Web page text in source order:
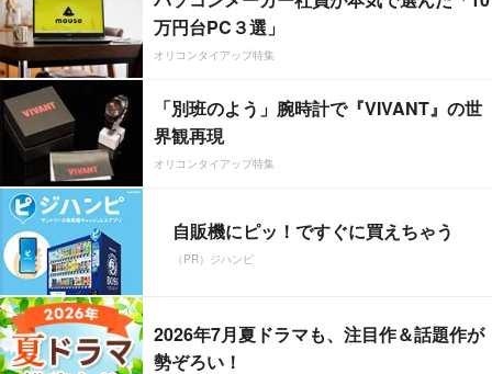
万円台PC３選」
オリコンタイアップ特集
「別班のよう」腕時計で『VIVANT』の世
界観再現
オリコンタイアップ特集
自販機にピッ！ですぐに買えちゃう
（PR）ジハンピ
2026年7月夏ドラマも、注目作＆話題作が
勢ぞろい！